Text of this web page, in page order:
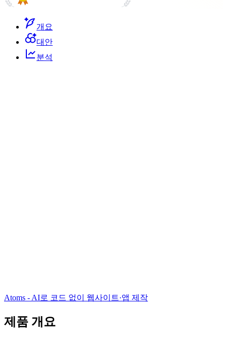
개요
대안
분석
Atoms - AI로 코드 없이 웹사이트·앱 제작
제품 개요